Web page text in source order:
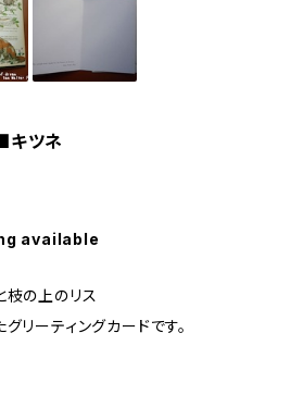
キツネ
available
枝の上のリス
リーティングカードです。